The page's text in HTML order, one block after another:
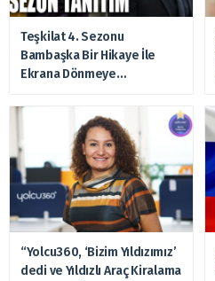
Teşkilat 4. Sezonu
Bambaşka Bir Hikaye İle
Ekrana Dönmeye
“Yolcu360, ‘Bizim Yıldızımız’
dedi ve Yıldızlı Araç Kiralama